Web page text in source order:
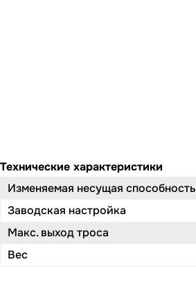
Технические характеристики
Изменяемая несущая способность
Заводская настройка
Макс. выход троса
Вес